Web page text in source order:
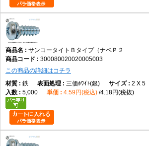
サンコータイトＢタイプ（ナベＰ２
300080020020005003
この商品の詳細はコチラ
鉄
三価ﾎﾜｲﾄ(銀) 2 X 5
5,000
4.59円(税込) 4.18円(税抜)